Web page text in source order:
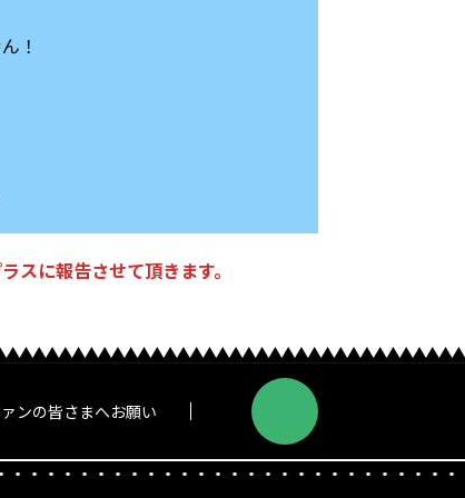
！
スに報告させて頂きます。
ンの皆さまへお願い